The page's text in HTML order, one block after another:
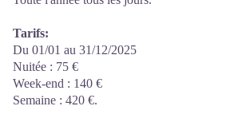
Tarifs:
Du 01/01 au 31/12/2025
Nuitée : 75 €
Week-end : 140 €
Semaine : 420 €.